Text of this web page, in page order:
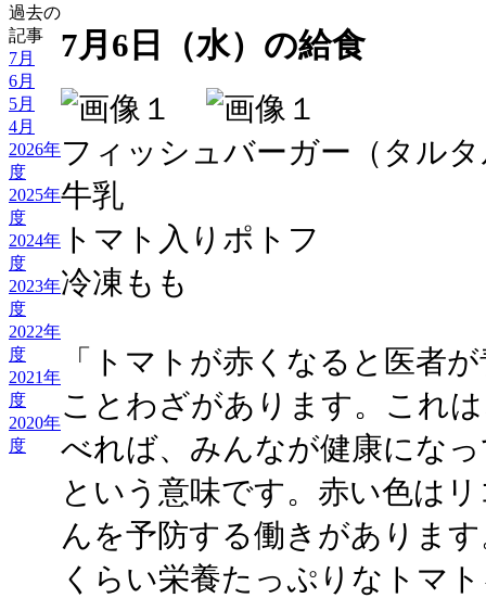
過去の
記事
7月
6月
5月
4月
2026年
度
2025年
度
2024年
度
2023年
度
2022年
度
2021年
度
2020年
度
7月6日（水）の給食
フィッシュバーガー（タル
牛乳
トマト入りポトフ
冷凍もも
「トマトが赤くなると医者
ことわざがあります。これ
べれば、みんなが健康にな
という意味です。赤い色は
んを予防する働きがありま
くらい栄養たっぷりなトマ